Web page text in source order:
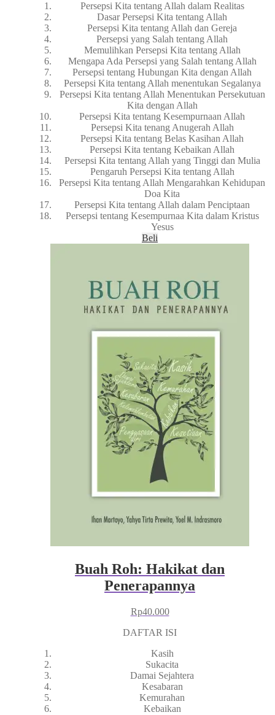
Persepsi Kita tentang Allah dalam Realitas
Dasar Persepsi Kita tentang Allah
Persepsi Kita tentang Allah dan Gereja
Persepsi yang Salah tentang Allah
Memulihkan Persepsi Kita tentang Allah
Mengapa Ada Persepsi yang Salah tentang Allah
Persepsi tentang Hubungan Kita dengan Allah
Persepsi Kita tentang Allah menentukan Segalanya
Persepsi Kita tentang Allah Menentukan Persekutuan
Kita dengan Allah
Persepsi Kita tentang Kesempurnaan Allah
Persepsi Kita tenang Anugerah Allah
Persepsi Kita tentang Belas Kasihan Allah
Persepsi Kita tentang Kebaikan Allah
Persepsi Kita tentang Allah yang Tinggi dan Mulia
Pengaruh Persepsi Kita tentang Allah
Persepsi Kita tentang Allah Mengarahkan Kehidupan
Doa Kita
Persepsi Kita tentang Allah dalam Penciptaan
Persepsi tentang Kesempurnaa Kita dalam Kristus
Yesus
Beli
Buah Roh: Hakikat dan
Penerapannya
Rp40.000
DAFTAR ISI
Kasih
Sukacita
Damai Sejahtera
Kesabaran
Kemurahan
Kebaikan